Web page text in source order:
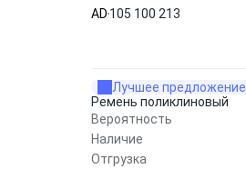
AD 105 100 213
Лучшее предложение
Ремень поликлиновый
Вероятность
Наличие
Отгрузка